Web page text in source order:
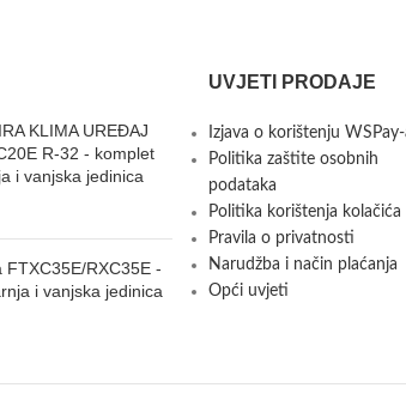
KLIMA UREĐAJ
R-32 - komplet
i vanjska jedinica
FTXC35E/RXC35E -
i vanjska jedinica
UVJETI PRODAJE
Izjava o korištenju WSPay-
Politika zaštite osobnih
podataka
Politika korištenja kolačića
Pravila o privatnosti
Narudžba i način plaćanja
Opći uvjeti